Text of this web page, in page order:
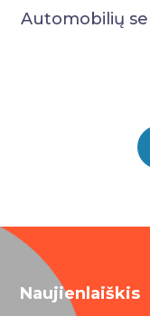
Automobilių
Naujienlaiškis